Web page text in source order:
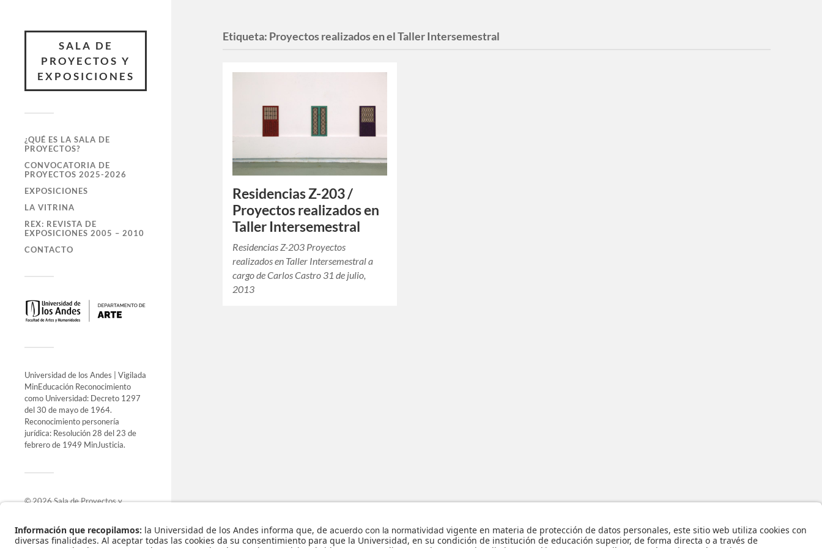
SALA DE
PROYECTOS Y
EXPOSICIONES
¿QUÉ ES LA SALA DE
PROYECTOS?
CONVOCATORIA DE
PROYECTOS 2025-2026
EXPOSICIONES
LA VITRINA
REX: REVISTA DE
EXPOSICIONES 2005 – 2010
CONTACTO
Universidad de los Andes | Vigilada
MinEducación Reconocimiento
como Universidad: Decreto 1297
del 30 de mayo de 1964.
Reconocimiento personería
jurídica: Resolución 28 del 23 de
febrero de 1949 MinJusticia.
© 2026Sala de Proyectos y
Funciona con
.
Tema deAnders Norén.
Etiqueta: Proyectos realizados en el Taller Intersemestral
Residencias Z-203 /
Proyectos realizados en
Taller Intersemestral
Residencias Z-203 Proyectos
realizados en Taller Intersemestral a
cargo de Carlos Castro 31 de julio,
2013